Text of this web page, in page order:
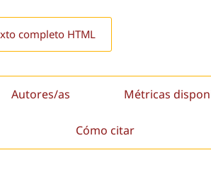
completo HTML
Autores/as Métricas
Cómo citar